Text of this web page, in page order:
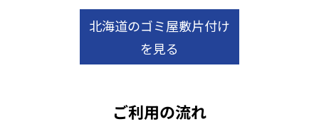
北海道のゴミ屋敷片付け
を見る
ご利用の流れ